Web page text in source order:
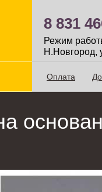
8 831
Режим
Н.Новгород,
Оплата